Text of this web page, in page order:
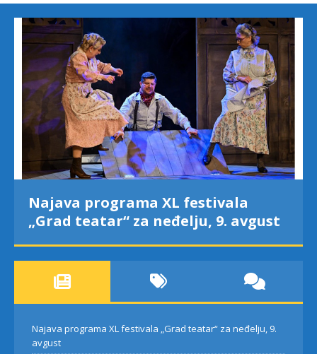
Najava programa XL festivala
„Grad teatar“ za neđelju, 9. avgust
Najava programa XL festivala „Grad teatar“ za neđelju, 9.
avgust